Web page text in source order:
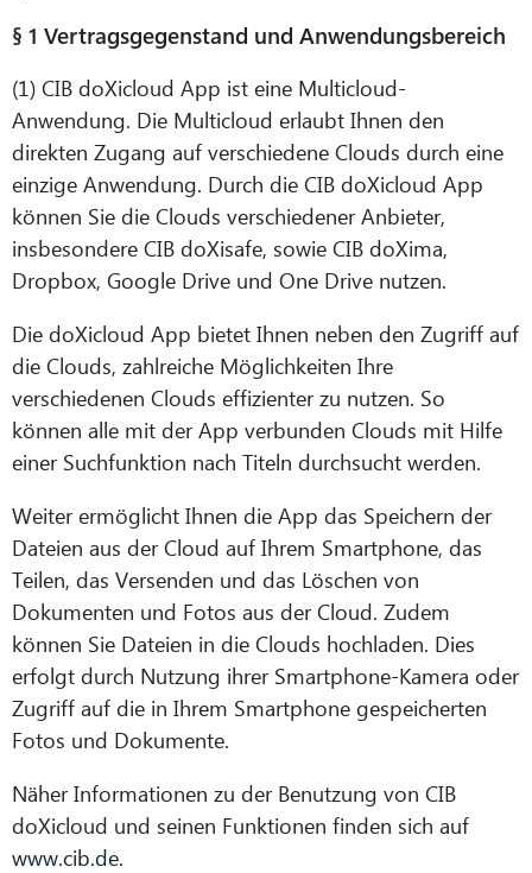
§ 1 Vertragsgegenstand und Anwendungsbereich
(1) CIB doXicloud App ist eine Multicloud-
Anwendung. Die Multicloud erlaubt Ihnen den
direkten Zugang auf verschiedene Clouds durch eine
einzige Anwendung. Durch die CIB doXicloud App
können Sie die Clouds verschiedener Anbieter,
insbesondere CIB doXisafe, sowie CIB doXima,
Dropbox, Google Drive und One Drive nutzen.
Die doXicloud App bietet Ihnen neben den Zugriff auf
die Clouds, zahlreiche Möglichkeiten Ihre
verschiedenen Clouds effizienter zu nutzen. So
können alle mit der App verbunden Clouds mit Hilfe
einer Suchfunktion nach Titeln durchsucht werden.
Weiter ermöglicht Ihnen die App das Speichern der
Dateien aus der Cloud auf Ihrem Smartphone, das
Teilen, das Versenden und das Löschen von
Dokumenten und Fotos aus der Cloud. Zudem
können Sie Dateien in die Clouds hochladen. Dies
erfolgt durch Nutzung ihrer Smartphone-Kamera oder
Zugriff auf die in Ihrem Smartphone gespeicherten
Fotos und Dokumente.
Näher Informationen zu der Benutzung von CIB
doXicloud und seinen Funktionen finden sich auf
www.cib.de.